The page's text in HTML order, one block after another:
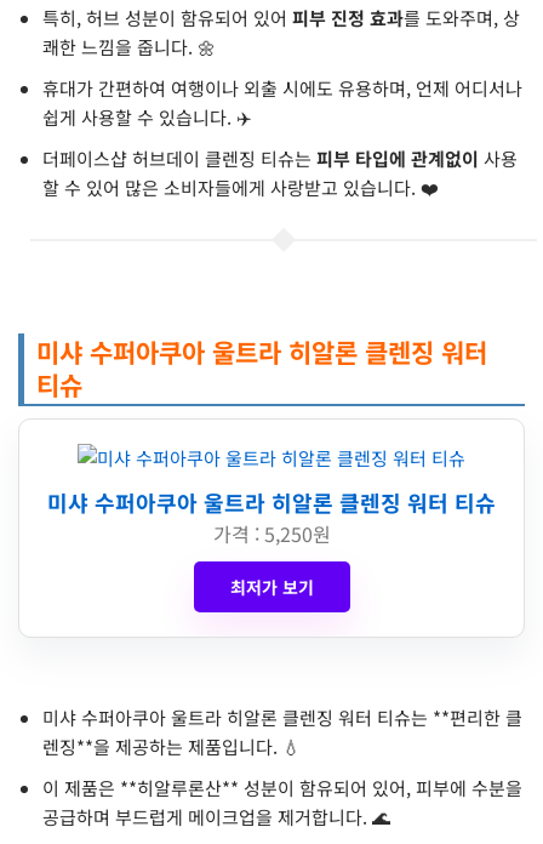
특히, 허브 성분이 함유되어 있어 피부 진정 효과를 도와주며, 상
쾌한 느낌을 줍니다. 🌼
휴대가 간편하여 여행이나 외출 시에도 유용하며, 언제 어디서나
쉽게 사용할 수 있습니다. ✈️
더페이스샵 허브데이 클렌징 티슈는 피부 타입에 관계없이 사용
할 수 있어 많은 소비자들에게 사랑받고 있습니다. ❤️
미샤 수퍼아쿠아 울트라 히알론 클렌징 워터
티슈
미샤 수퍼아쿠아 울트라 히알론 클렌징 워터 티슈
가격 : 5,250원
최저가 보기
미샤 수퍼아쿠아 울트라 히알론 클렌징 워터 티슈는 **편리한 클
렌징**을 제공하는 제품입니다. 💧
이 제품은 **히알루론산** 성분이 함유되어 있어, 피부에 수분을
공급하며 부드럽게 메이크업을 제거합니다. 🌊